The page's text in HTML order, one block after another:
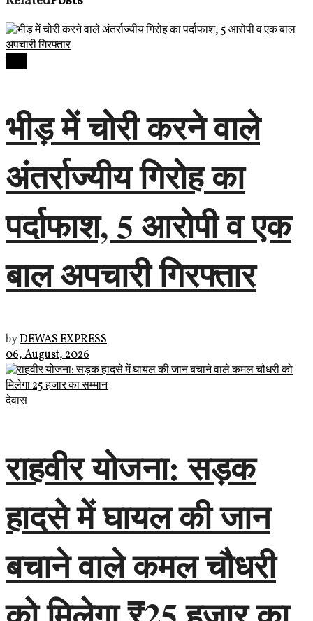
भीड़ में चोरी करने वाले
अंतर्राज्यीय गिरोह का
पर्दाफाश, 5 आरोपी व एक
बाल अपचारी गिरफ्तार
byDEWAS EXPRESS
06, August, 2026
देवास
राहवीर योजना: सड़क
हादसे में घायल की जान
बचाने वाले कमल चौधरी